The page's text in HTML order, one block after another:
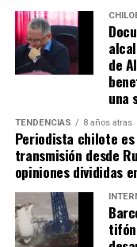
de
una
TENDENCIAS 8 años atras
Periodista chilote es
transmisión desde
opiniones divididas